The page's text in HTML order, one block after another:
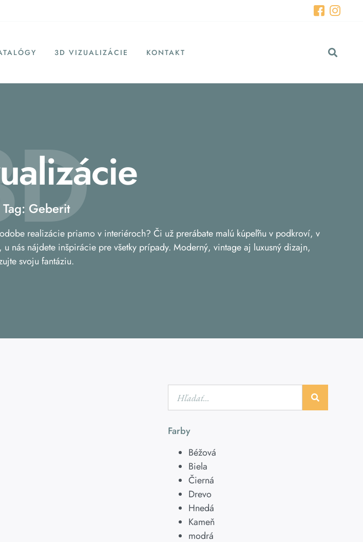
3D VIZUALIZÁCIE KONTAKT
Geberit
realizácie priamo v interiéroch? Či už prerábate malú kúpeľňu v podkroví, v
nás nájdete inšpirácie pre všetky prípady. Moderný, vintage aj luxusný dizajn,
svoju fantáziu.
Farby
Béžová
Biela
Čierná
Drevo
Hnedá
Kameň
modrá